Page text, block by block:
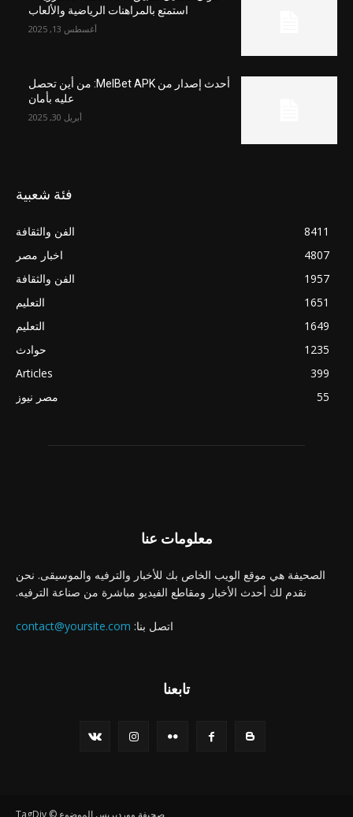
استمتع بالمراهنات الرياضية والألعاب
أغسطس 13, 2025
أحدث إصدار من MelBet APK: من أين تحصل
عليه بأمان
أبريل 30, 2025
فئة شعبية
الفن والثقافة
8411
اخبار مصر
4807
الفن والثقافة
1957
التعليم
1651
التعليم
1649
حوادث
1235
Articles
399
مصر نيوز
55
معلومات عنا
الصحيفة هي موقع الويب الخاص بك للأخبار والترفيه والموسيقى. نحن
نقدم لك أحدث الأخبار ومقاطع الفيديو مباشرة من صناعة الترفيه.
اتصل بنا: contact@yoursite.com
تابعنا
صحيفة ووردبريس الموضوع © TagDiv